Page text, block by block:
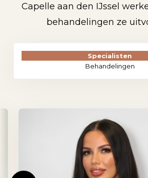
Capelle aan den IJssel
behandelingen ze
Specialisten
Behandelingen